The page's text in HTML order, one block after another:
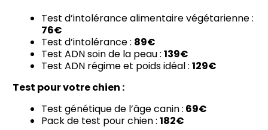
Test d’intolérance alimentaire végétarienne :
76€
Test d’intolérance : 89€
Test ADN soin de la peau : 139€
Test ADN régime et poids idéal : 129€
Test pour votre chien :
Test génétique de l’âge canin : 69€
Pack de test pour chien : 182€